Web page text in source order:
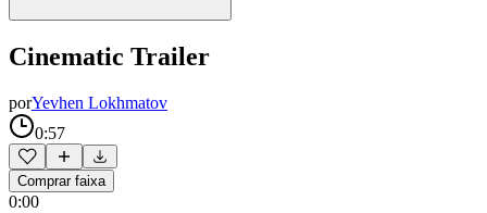
Cinematic Trailer
porYevhen Lokhmatov
0:57
Comprar faixa
0:00